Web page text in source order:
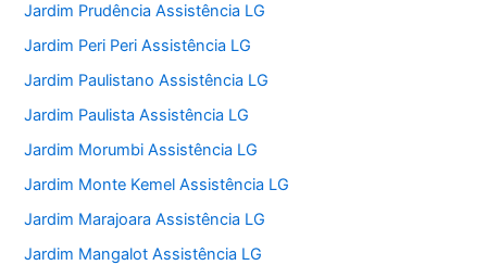
Jardim Prudência Assistência LG
Jardim Peri Peri Assistência LG
Jardim Paulistano Assistência LG
Jardim Paulista Assistência LG
Jardim Morumbi Assistência LG
Jardim Monte Kemel Assistência LG
Jardim Marajoara Assistência LG
Jardim Mangalot Assistência LG